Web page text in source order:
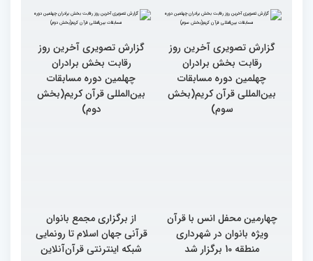
گزارش تصویری آخرین روز
رقابت بخش برادران
چهلمین دوره مسابقات
بین‌المللی قرآن کریم(بخش
سوم)
گزارش تصویری آخرین روز
رقابت بخش برادران
چهلمین دوره مسابقات
بین‌المللی قرآن کریم(بخش
دوم)
چهارمین محفل انس با قرآن
ویژه بانوان در شهرداری
منطقه 10 برگزار شد
از برگزاری مجمع بانوان
قرآنی جهان اسلام تا رونمایی
شبکه اینترنتی قرآن‌آنلاین